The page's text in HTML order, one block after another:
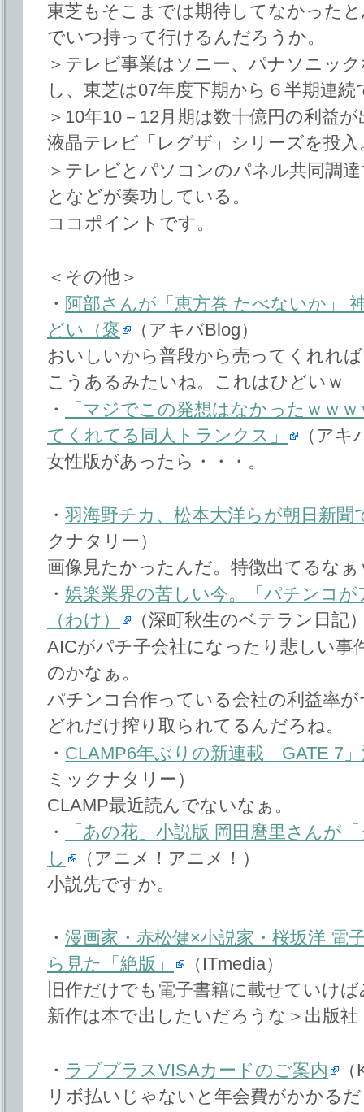
東芝もそこまでは期待してなかった
でいつ持って行けるんだろうか。
＞テレビ事業はソニー、パナソニッ
し、東芝は07年度下期から６半期連続
＞10年10－12月期は数十億円の利益
液晶テレビ「レグザ」シリーズを投入
＞テレビとパソコンのパネル共同調
となどが奏功している。
ココポイントです。
＜その他＞
・ 阿部さんが「恵方巻 たべないか」
どい（褒
（アキバBlog）
おいしいから普段から売ってくれれ
こうあるみたいね。これはひどいｗ
・
「マジでこの発想はなかったｗｗ
てくれてる同人トランクス」
（アキ
女性版があったら・・・。
・ 羽海野チカ、松本大洋らが朝日新聞
クナタリー）
画像見たかったんだ。特徴出てるなぁ
・ 娯楽業界の苦しい今。「パチンコ
（わけ）
（深町秋生のベテラン日記
AICがパチ子会社になったり悲しい事
のかなぁ。
パチンコ台作っている会社の利益率
どれだけ搾り取られてるんだろね。
・ CLAMP6年ぶりの新連載「GATE 7
ミックナタリー）
CLAMP最近読んでないなぁ。
・
「あの花」小説版 岡田麿里さんが
し
（アニメ！アニメ！）
小説先ですか。
・ 漫画家・赤松健×小説家・桜坂洋 電
ら見た「絶版」
（ITmedia）
旧作だけでも電子書籍に載せていけ
新作は本で出したいだろうな＞出版社
・ ラブプラスVISAカードのご案内
リボ払いじゃないと年会費がかかる